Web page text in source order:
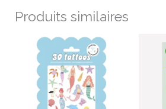
Produits similaires